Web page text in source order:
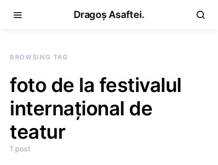
Dragoș Asaftei.
BROWSING TAG
foto de la festivalul
internațional de
teatur
1 post